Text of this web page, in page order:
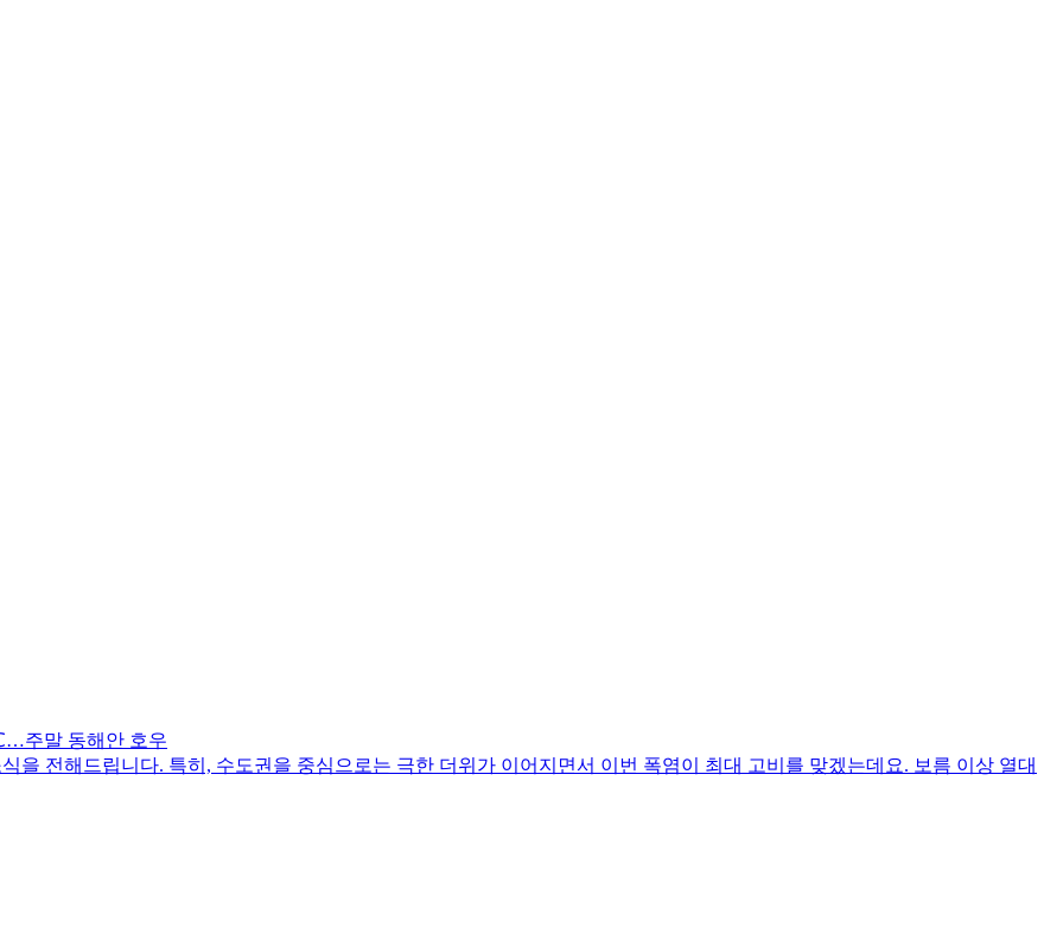
주말 동해안 호우
을 전해드립니다. 특히, 수도권을 중심으로는 극한 더위가 이어지면서 이번 폭염이 최대 고비를 맞겠는데요. 보름 이상 열대